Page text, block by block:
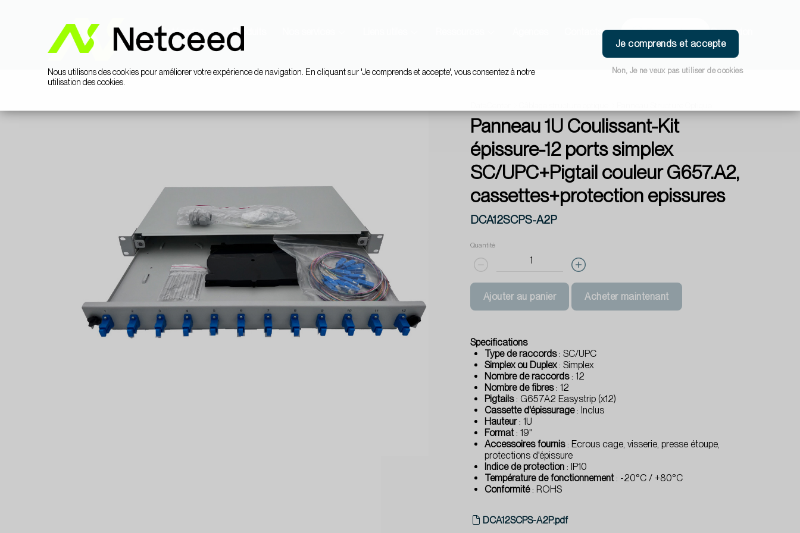
Nous utilisons des cookies pour améliorer votre expérience de navigation. En cliquant sur 'Je comprends et accepte', vous consentez à notre
utilisation des cookies.
Je comprends et accepte
Non, Je ne veux pas utiliser de cookies
Catégories Produits Connexion
Panneau 1U Coulissant-Kit
épissure-12 ports simplex
SC/UPC+Pigtail couleur G657.A2,
cassettes+protection epissures
DCA12SCPS-A2P
Quantité
Ajouter au panier Acheter maintenant
Specifications
Type de raccords: SC/UPC
Simplex ou Duplex: Simplex
Nombre de raccords: 12
Nombre de fibres: 12
Pigtails: G657A2 Easystrip (x12)
Cassette d'épissurage: Inclus
Hauteur: 1U
Format: 19''
Accessoires fournis: Ecrous cage, visserie, presse étoupe,
protections d'épissure
Indice de protection : IP10
Température de fonctionnement: -20°C / +80°C
Conformité: ROHS
DCA12SCPS-A2P.pdf